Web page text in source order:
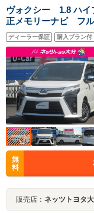
ヴォクシー 1.8 ハ
正メモリーナビ フ
コ前後 ETC 純正ア
ディーラー保証 購入プラン付
無
料
販売店： ネッツトヨタ